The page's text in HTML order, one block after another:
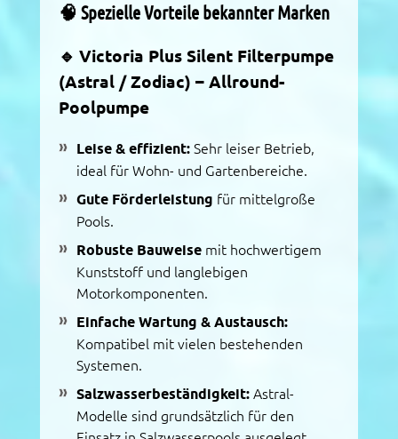
🧠 Spezielle Vorteile bekannter Marken
🔹Victoria Plus Silent Filterpumpe
(Astral / Zodiac) – Allround-
Poolpumpe
Leise & effizient: Sehr leiser Betrieb,
ideal für Wohn- und Gartenbereiche.
Gute Förderleistung für mittelgroße
Pools.
Robuste Bauweise mit hochwertigem
Kunststoff und langlebigen
Motorkomponenten.
Einfache Wartung & Austausch:
Kompatibel mit vielen bestehenden
Systemen.
Salzwasserbeständigkeit: Astral-
Modelle sind grundsätzlich für den